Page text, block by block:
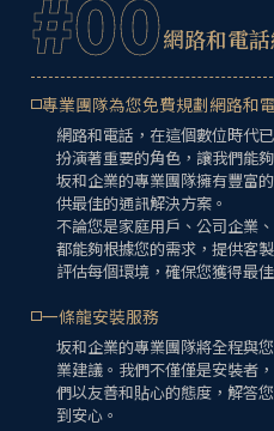
#00網路和電
專業團隊為您免費規劃網路和
網路和電話，在這個數位時代
扮演著重要的角色，讓我們能
坂和企業的專業團隊擁有豐富
供最佳的通訊解決方案。
不論您是家庭用戶、公司企業
都能夠根據您的需求，提供客
評估每個環境，確保您獲得最
一條龍安裝服務
坂和企業的專業團隊將全程與
業建議。我們不僅僅是安裝者
們以友善和貼心的態度，解答
到安心。